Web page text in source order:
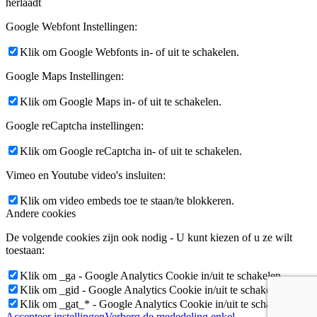
herlaadt
Google Webfont Instellingen:
Klik om Google Webfonts in- of uit te schakelen.
Google Maps Instellingen:
Klik om Google Maps in- of uit te schakelen.
Google reCaptcha instellingen:
Klik om Google reCaptcha in- of uit te schakelen.
Vimeo en Youtube video's insluiten:
Klik om video embeds toe te staan/te blokkeren.
Andere cookies
De volgende cookies zijn ook nodig - U kunt kiezen of u ze wilt
toestaan:
Klik om _ga - Google Analytics Cookie in/uit te schakelen.
Klik om _gid - Google Analytics Cookie in/uit te schakelen.
Klik om _gat_* - Google Analytics Cookie in/uit te schakelen.